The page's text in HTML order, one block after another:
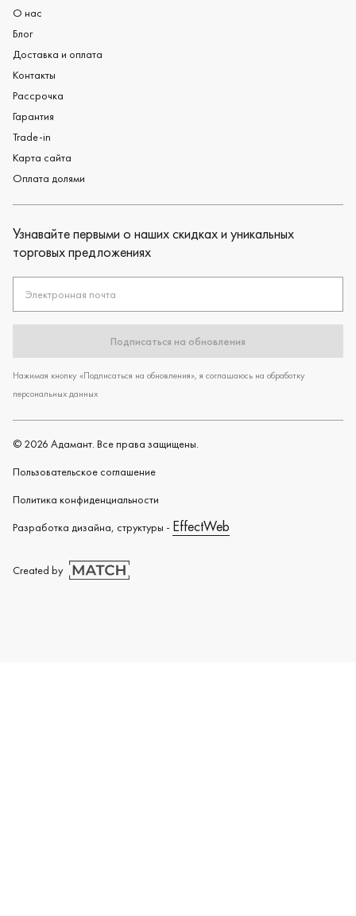
О нас
Блог
Доставка и оплата
Контакты
Рассрочка
Гарантия
Trade-in
Карта сайта
Оплата долями
Узнавайте первыми о наших скидках и уникальных
торговых предложениях
Электронная почта
Подписаться на обновления
Нажимая кнопку «Подписаться на обновления», я соглашаюсь на обработку
персональных данных
© 2026 Адамант. Все права защищены.
Пользовательское cоглашение
Политика конфиденциальности
Разработка дизайна, структуры - EffectWeb
Created by